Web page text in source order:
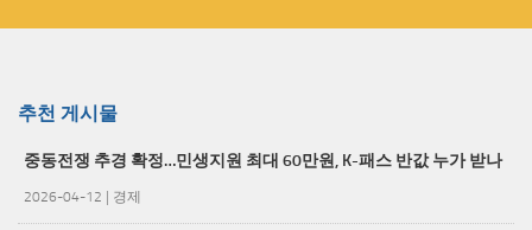
추천 게시물
중동전쟁 추경 확정…민생지원 최대 60만원, K-패스 반값 누가 받나
2026-04-12 | 경제